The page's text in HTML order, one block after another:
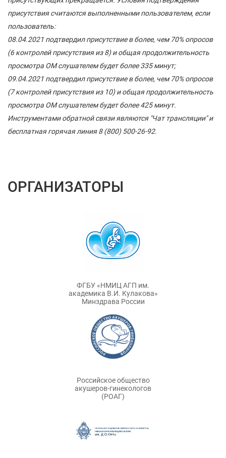
присутствия считаются выполненными пользователем, если
пользователь:
08.04.2021 подтвердил присутствие в более, чем 70% опросов
(6 контролей присутствия из 8) и общая продолжительность
просмотра ОМ слушателем будет более 335 минут;
09.04.2021 подтвердил присутствие в более, чем 70% опросов
(7 контролей присутствия из 10) и общая продолжительность
просмотра ОМ слушателем будет более 425 минут.
Инструментами обратной связи являются "Чат трансляции" и
бесплатная горячая линия 8 (800) 500-26-92.
ОРГАНИЗАТОРЫ
ФГБУ «НМИЦ АГП им.
академика В.И. Кулакова»
Минздрава России
Российское общество
акушеров-гинекологов
(РОАГ)